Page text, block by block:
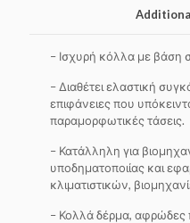
– Ισχυρή κόλλα με βάση
– Διαθέτει ελαστική
επιφάνειες που
παραμορφωτικές τάσεις.
– Κατάλληλη για
υποδηματοποιίας και
κλιματιστικών,
– Κολλά δέρμα, αφρώδες